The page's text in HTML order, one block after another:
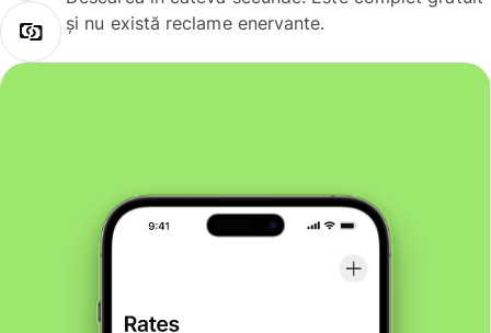
și nu există reclame enervante.